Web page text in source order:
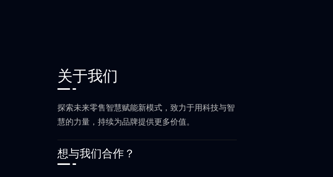
关于我们
探索未来零售智慧赋能新模式，致力于用科技与智
慧的力量，持续为品牌提供更多价值。
想与我们合作？